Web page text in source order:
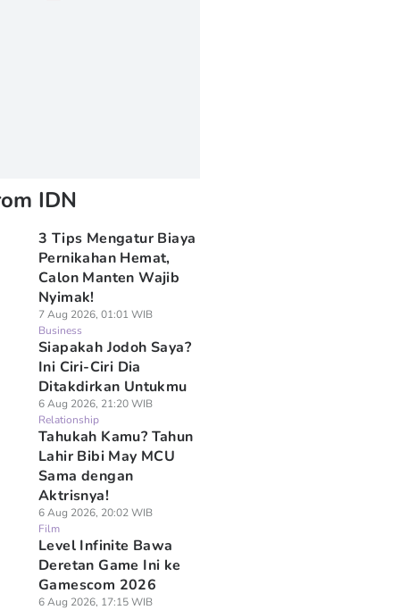
IDN
3 Tips Mengatur Biaya
Pernikahan Hemat,
Calon Manten Wajib
Nyimak!
7 Aug 2026, 01:01 WIB
Business
Siapakah Jodoh Saya?
Ini Ciri-Ciri Dia
Ditakdirkan Untukmu
6 Aug 2026, 21:20 WIB
Relationship
Tahukah Kamu? Tahun
Lahir Bibi May MCU
Sama dengan
Aktrisnya!
6 Aug 2026, 20:02 WIB
Film
Level Infinite Bawa
Deretan Game Ini ke
Gamescom 2026
6 Aug 2026, 17:15 WIB